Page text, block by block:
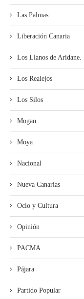
Las Palmas
Liberación Canaria
Los Llanos de Aridane.
Los Realejos
Los Silos
Mogan
Moya
Nacional
Nueva Canarias
Ocio y Cultura
Opinión
PACMA
Pájara
Partido Popular